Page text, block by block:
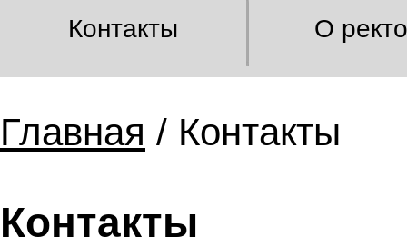
Контакты О
Главная / Контакты
Контакты